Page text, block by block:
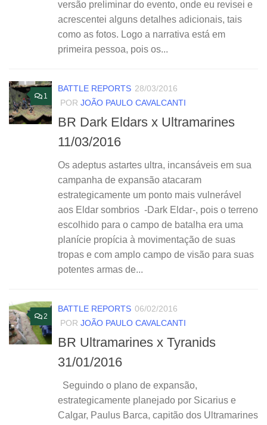
versão preliminar do evento, onde eu revisei e
acrescentei alguns detalhes adicionais, tais
como as fotos. Logo a narrativa está em
primeira pessoa, pois os...
1
BATTLE REPORTS 28/03/2016
POR JOÃO PAULO CAVALCANTI
BR Dark Eldars x Ultramarines
11/03/2016
Os adeptus astartes ultra, incansáveis em sua
campanha de expansão atacaram
estrategicamente um ponto mais vulnerável
aos Eldar sombrios -Dark Eldar-, pois o terreno
escolhido para o campo de batalha era uma
planície propícia à movimentação de suas
tropas e com amplo campo de visão para suas
potentes armas de...
2
BATTLE REPORTS 06/02/2016
POR JOÃO PAULO CAVALCANTI
BR Ultramarines x Tyranids
31/01/2016
Seguindo o plano de expansão,
estrategicamente planejado por Sicarius e
Calgar, Paulus Barca, capitão dos Ultramarines